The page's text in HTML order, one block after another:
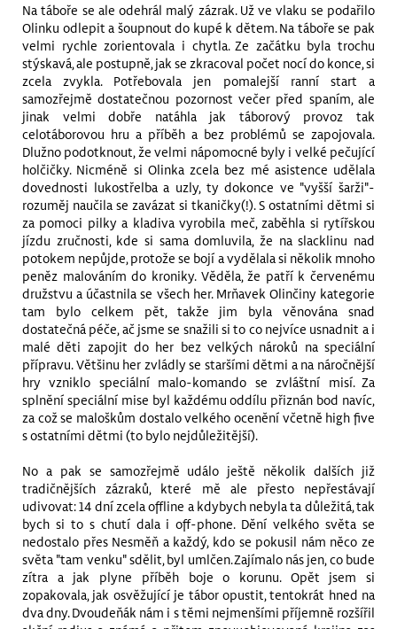
Na táboře se ale odehrál malý zázrak. Už ve vlaku se podařilo
Olinku odlepit a šoupnout do kupé k dětem. Na táboře se pak
velmi rychle zorientovala i chytla. Ze začátku byla trochu
stýskavá, ale postupně, jak se zkracoval počet nocí do konce, si
zcela zvykla. Potřebovala jen pomalejší ranní start a
samozřejmě dostatečnou pozornost večer před spaním, ale
jinak velmi dobře natáhla jak táborový provoz tak
celotáborovou hru a příběh a bez problémů se zapojovala.
Dlužno podotknout, že velmi nápomocné byly i velké pečující
holčičky. Nicméně si Olinka zcela bez mé asistence udělala
dovednosti lukostřelba a uzly, ty dokonce ve "vyšší šarži"-
rozuměj naučila se zavázat si tkaničky(!). S ostatními dětmi si
za pomoci pilky a kladiva vyrobila meč, zaběhla si rytířskou
jízdu zručnosti, kde si sama domluvila, že na slacklinu nad
potokem nepůjde, protože se bojí a vydělala si několik mnoho
peněz malováním do kroniky. Věděla, že patří k červenému
družstvu a účastnila se všech her. Mrňavek Olinčiny kategorie
tam bylo celkem pět, takže jim byla věnována snad
dostatečná péče, ač jsme se snažili si to co nejvíce usnadnit a i
malé děti zapojit do her bez velkých nároků na speciální
přípravu. Většinu her zvládly se staršími dětmi a na náročnější
hry vzniklo speciální malo-komando se zvláštní misí. Za
splnění speciální mise byl každému oddílu přiznán bod navíc,
za což se maloškům dostalo velkého ocenění včetně high five
s ostatními dětmi (to bylo nejdůležitější).
No a pak se samozřejmě událo ještě několik dalších již
tradičnějších zázraků, které mě ale přesto nepřestávají
udivovat: 14 dní zcela offline a kdybych nebyla ta důležitá, tak
bych si to s chutí dala i off-phone. Dění velkého světa se
nedostalo přes Nesměň a každý, kdo se pokusil nám něco ze
světa "tam venku" sdělit, byl umlčen. Zajímalo nás jen, co bude
zítra a jak plyne příběh boje o korunu. Opět jsem si
zopakovala, jak osvěžující je tábor opustit, tentokrát hned na
dva dny. Dvoudeňák nám i s těmi nejmenšími příjemně rozšířil